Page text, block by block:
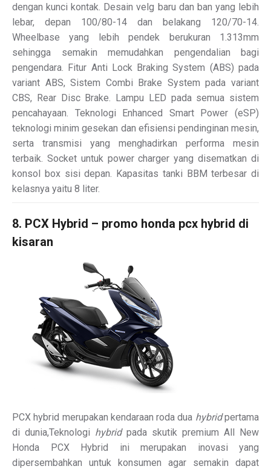
dengan kunci kontak. Desain velg baru dan ban yang lebih
lebar, depan 100/80-14 dan belakang 120/70-14.
Wheelbase yang lebih pendek berukuran 1.313mm
sehingga semakin memudahkan pengendalian bagi
pengendara. Fitur Anti Lock Braking System (ABS) pada
variant ABS, Sistem Combi Brake System pada variant
CBS, Rear Disc Brake. Lampu LED pada semua sistem
pencahayaan. Teknologi Enhanced Smart Power (eSP)
teknologi minim gesekan dan efisiensi pendinginan mesin,
serta transmisi yang menghadirkan performa mesin
terbaik. Socket untuk power charger yang disematkan di
konsol box sisi depan. Kapasitas tanki BBM terbesar di
kelasnya yaitu 8 liter.
8. PCX Hybrid – promo honda pcx hybrid di
kisaran
PCX hybrid merupakan kendaraan roda dua hybridpertama
di dunia,Teknologi hybridpada skutik premium All New
Honda PCX Hybrid ini merupakan inovasi yang
dipersembahkan untuk konsumen agar semakin dapat